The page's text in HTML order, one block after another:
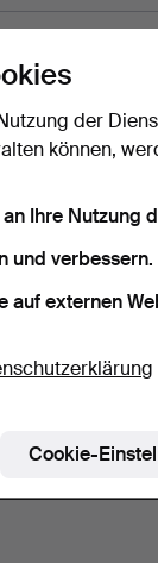
von
zu
beenden,
und akzeptiere
der
können,
Ihre Nutzung
und verbessern.
auf externen
Cookie-